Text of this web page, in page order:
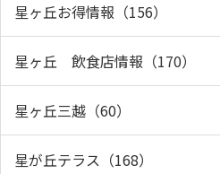
星ヶ丘お得情報（156）
星ヶ丘 飲食店情報（170）
星ヶ丘三越（60）
星が丘テラス（168）